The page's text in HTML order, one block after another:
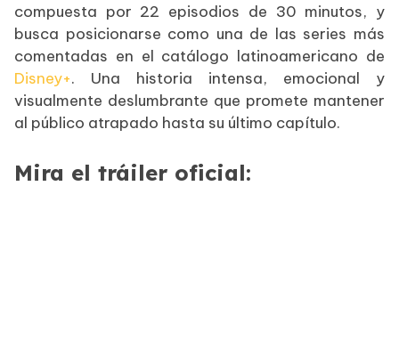
compuesta por 22 episodios de 30 minutos, y
busca posicionarse como una de las series más
comentadas en el catálogo latinoamericano de
Disney+. Una historia intensa, emocional y
visualmente deslumbrante que promete mantener
al público atrapado hasta su último capítulo.
Mira el tráiler oficial: